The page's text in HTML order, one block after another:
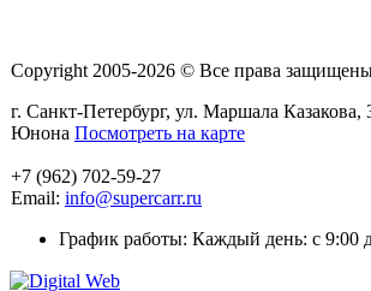
Copyright 2005-2026 © Все права
г. Санкт-Петербург, ул. Маршала Казакова,
Юнона Посмотреть на карте
+7 (962) 702-59-27
Email: info@supercarr.ru
График работы: Каждый день: с 9:00